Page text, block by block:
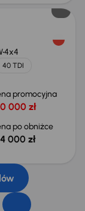
4x4
40 TDI
promocyjna
000 zł
po obniżce
000 zł